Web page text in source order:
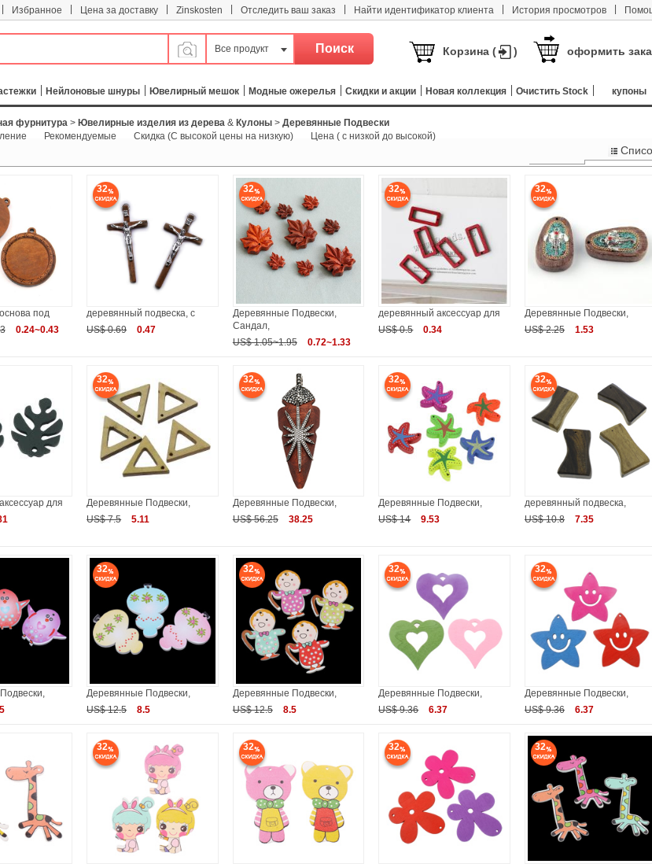
Избранное Цена за доставку Zinskosten Отследить ваш заказ Найти идентификатор клиента История просмотров
Все продукт Корзина ( ) оформить
Нейлоновые шнуры Ювелирный мешок Модные ожерелья Скидки и акции Новая коллекция Очистить Stock купоны
фурнитура> Ювелирные изделия из дерева& Кулоны> Деревянные Подвески
Рекомендуемые Скидка (С высокой цены на низкую) Цена ( с низкой до высокой)
под
0.24~0.43
32
деревянный подвеска, с
US$ 0.69
0.47
32
Деревянные Подвески,
Сандал,
US$ 1.05~1.95
0.72~1.33
32
деревянный аксессуар для
US$ 0.5
0.34
32
Деревянные Подвески,
US$ 2.25
1.53
для
32
Деревянные Подвески,
US$ 7.5
5.11
32
Деревянные Подвески,
US$ 56.25
38.25
32
Деревянные Подвески,
US$ 14
9.53
32
деревянный подвеска,
US$ 10.8
7.35
32
Деревянные Подвески,
US$ 12.5
8.5
32
Деревянные Подвески,
US$ 12.5
8.5
32
Деревянные Подвески,
US$ 9.36
6.37
32
Деревянные Подвески,
US$ 9.36
6.37
32 32 32 32